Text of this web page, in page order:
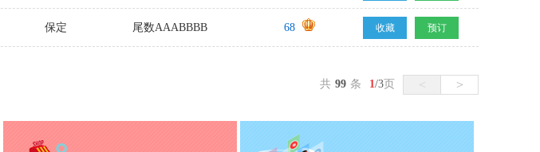
保定 尾数AAABBBB 68 收藏 预订
共 99 条 1/3页 < >